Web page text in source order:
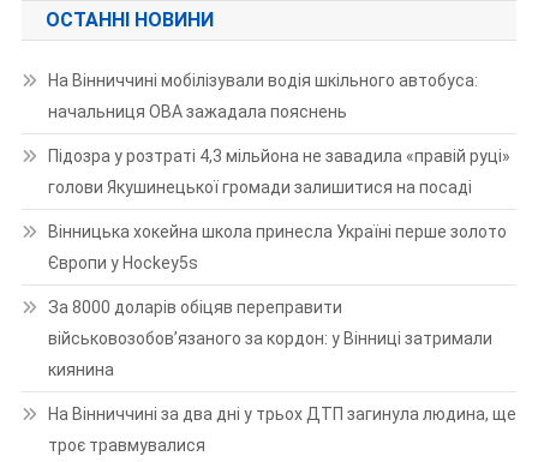
ОСТАННІ НОВИНИ
На Вінниччині мобілізували водія шкільного автобуса:
начальниця ОВА зажадала пояснень
Підозра у розтраті 4,3 мільйона не завадила «правій руці»
голови Якушинецької громади залишитися на посаді
Вінницька хокейна школа принесла Україні перше золото
Європи у Hockey5s
За 8000 доларів обіцяв переправити
військовозобов’язаного за кордон: у Вінниці затримали
киянина
На Вінниччині за два дні у трьох ДТП загинула людина, ще
троє травмувалися